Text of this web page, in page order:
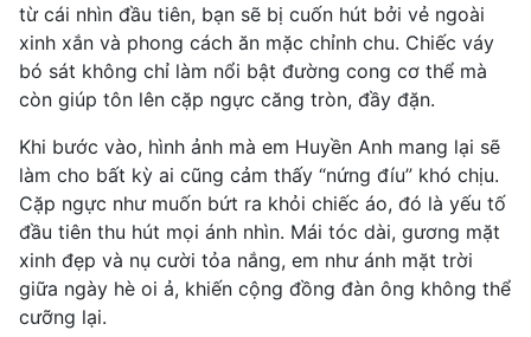
từ cái nhìn đầu tiên, bạn sẽ bị cuốn hút bởi vẻ ngoài
xinh xắn và phong cách ăn mặc chỉnh chu. Chiếc váy
bó sát không chỉ làm nổi bật đường cong cơ thể mà
còn giúp tôn lên cặp ngực căng tròn, đầy đặn.
Khi bước vào, hình ảnh mà em Huyền Anh mang lại sẽ
làm cho bất kỳ ai cũng cảm thấy “nứng đíu” khó chịu.
Cặp ngực như muốn bứt ra khỏi chiếc áo, đó là yếu tố
đầu tiên thu hút mọi ánh nhìn. Mái tóc dài, gương mặt
xinh đẹp và nụ cười tỏa nắng, em như ánh mặt trời
giữa ngày hè oi ả, khiến cộng đồng đàn ông không thể
cưỡng lại.